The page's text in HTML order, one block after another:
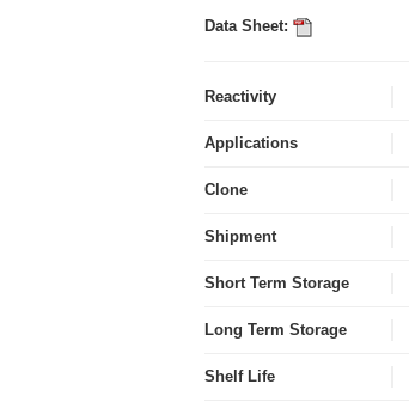
Data Sheet:
Reactivity
Applications
Clone
Shipment
Short Term Storage
Long Term Storage
Shelf Life